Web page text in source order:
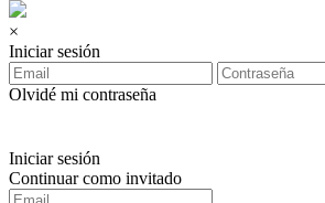
×
Iniciar sesión
Olvidé mi contraseña
Iniciar sesión
Continuar como invitado